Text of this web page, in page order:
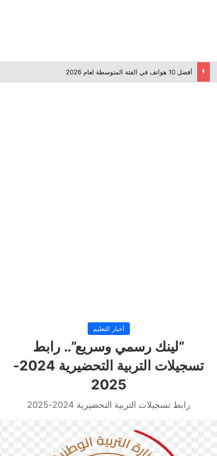
أفضل 10 هواتف في الفئة المتوسطة لعام 2026
أخبار التعليم
“لينك رسمي وسريع”.. رابط
تسجيلات التربية التحضيرية 2024-
2025
رابط تسجيلات التربية التحضيرية 2024-2025